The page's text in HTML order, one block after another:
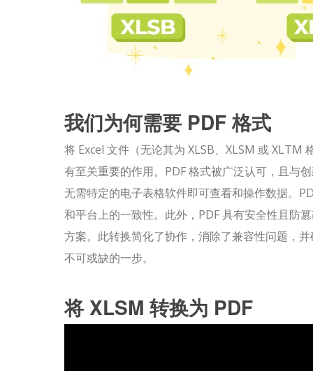
我们为何需要 PDF 格式
将 Excel 文件（无论其为 XLSB、XLSM 或
有至关重要的作用。PDF 格式被广泛认可，且与
无需特定的电子表格软件即可查看和操作数据。
和平台上的一致性。此外，PDF 具有安全性且防
方案。此转换简化了协作，消除了兼容性问题，
不可或缺的一步。
将 XLSM 转换为 PDF